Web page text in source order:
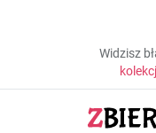
Widzisz